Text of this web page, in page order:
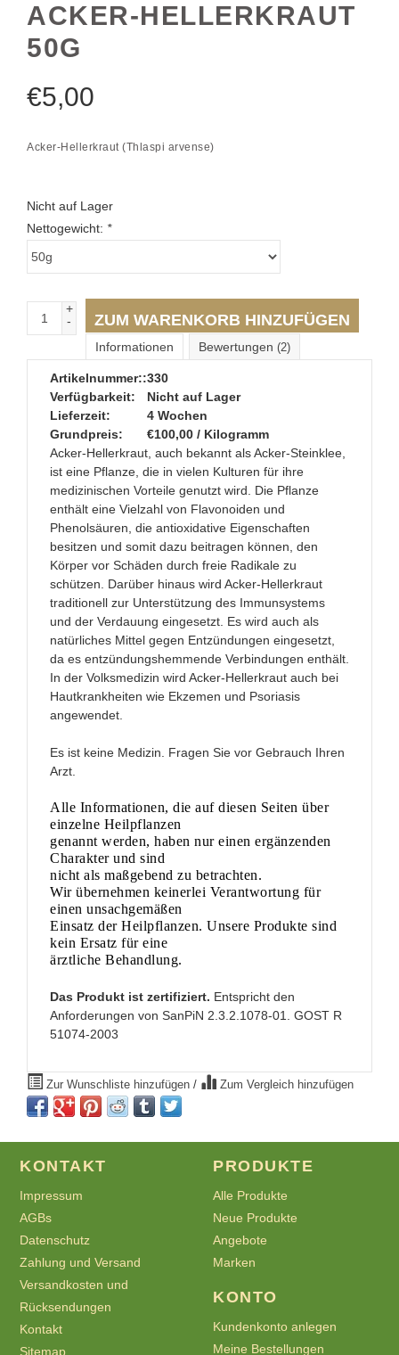
ACKER-HELLERKRAUT
50G
€5,00
Acker-Hellerkraut (Thlaspi arvense)
Nicht auf Lager
Nettogewicht: *
+
-
ZUM WARENKORB HINZUFÜGEN
Informationen Bewertungen (2)
Artikelnummer::330
Verfügbarkeit:
Nicht auf Lager
Lieferzeit:
4 Wochen
Grundpreis:
€100,00 / Kilogramm
Acker-Hellerkraut, auch bekannt als Acker-Steinklee,
ist eine Pflanze, die in vielen Kulturen für ihre
medizinischen Vorteile genutzt wird. Die Pflanze
enthält eine Vielzahl von Flavonoiden und
Phenolsäuren, die antioxidative Eigenschaften
besitzen und somit dazu beitragen können, den
Körper vor Schäden durch freie Radikale zu
schützen. Darüber hinaus wird Acker-Hellerkraut
traditionell zur Unterstützung des Immunsystems
und der Verdauung eingesetzt. Es wird auch als
natürliches Mittel gegen Entzündungen eingesetzt,
da es entzündungshemmende Verbindungen enthält.
In der Volksmedizin wird Acker-Hellerkraut auch bei
Hautkrankheiten wie Ekzemen und Psoriasis
angewendet.
Es ist keine Medizin. Fragen Sie vor Gebrauch Ihren
Arzt.
Alle Informationen, die auf diesen Seiten über
einzelne Heilpflanzen
genannt werden, haben nur einen ergänzenden
Charakter und sind
nicht als maßgebend zu betrachten.
Wir übernehmen keinerlei Verantwortung für
einen unsachgemäßen
Einsatz der Heilpflanzen. Unsere Produkte sind
kein Ersatz für eine
ärztliche Behandlung.
Das Produkt ist zertifiziert. Entspricht den
Anforderungen von SanPiN 2.3.2.1078-01. GOST R
51074-2003
Zur Wunschliste hinzufügen / Zum Vergleich hinzufügen
KONTAKT
Impressum
AGBs
Datenschutz
Zahlung und Versand
Versandkosten und
Rücksendungen
Kontakt
Sitemap
PRODUKTE
Alle Produkte
Neue Produkte
Angebote
Marken
KONTO
Kundenkonto anlegen
Meine Bestellungen